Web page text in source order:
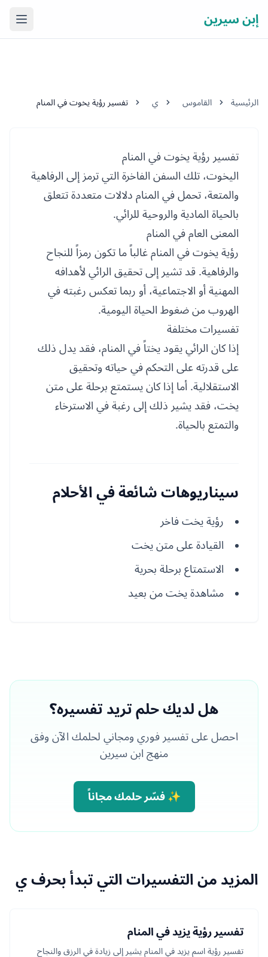
إبن سيرين فتح
الرئيسية القاموس ي تفسير رؤية يخوت في المنام
تفسير رؤية يخوت في المنام
اليخوت، تلك السفن الفاخرة التي ترمز إلى الرفاهية
والمتعة، تحمل في المنام دلالات متعددة تتعلق
بالحياة المادية والروحية للرائي.
المعنى العام في المنام
رؤية يخوت في المنام غالباً ما تكون رمزاً للنجاح
والرفاهية. قد تشير إلى تحقيق الرائي لأهدافه
المهنية أو الاجتماعية، أو ربما تعكس رغبته في
الهروب من ضغوط الحياة اليومية.
تفسيرات مختلفة
إذا كان الرائي يقود يختاً في المنام، فقد يدل ذلك
على قدرته على التحكم في حياته وتحقيق
الاستقلالية. أما إذا كان يستمتع برحلة على متن
يخت، فقد يشير ذلك إلى رغبة في الاسترخاء
والتمتع بالحياة.
سيناريوهات شائعة في الأحلام
رؤية يخت فاخر
القيادة على متن يخت
الاستمتاع برحلة بحرية
مشاهدة يخت من بعيد
هل لديك حلم تريد تفسيره؟
احصل على تفسير فوري ومجاني لحلمك الآن وفق
منهج ابن سيرين
✨ فسّر حلمك مجاناً
المزيد من التفسيرات التي تبدأ بحرف ي
تفسير رؤية يزيد في المنام
تفسير رؤية اسم يزيد في المنام يشير إلى زيادة في الرزق والنجاح